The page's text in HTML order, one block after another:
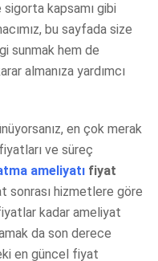
kapsamı gibi
bu sayfada size
sunmak hem de
almanıza yardımcı
en çok merak
ve süreç
ameliyatı fiyat
sonrası hizmetlere göre
kadar ameliyat
da son derece
en güncel fiyat